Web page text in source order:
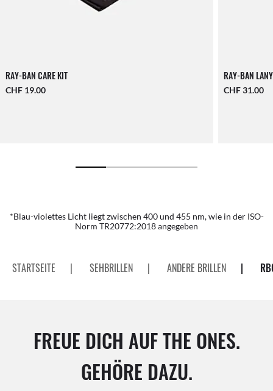
RAY-BAN CARE KIT
CHF 19.00
RAY-BAN
CHF 31.00
*Blau-violettes Licht liegt zwischen 400 und 455 nm, wie in der ISO-
Norm TR20772:2018 angegeben
STARTSEITE | SEHBRILLEN | ANDERE BRILLEN |
FREUE DICH AUF THE ONES.
GEHÖRE DAZU.